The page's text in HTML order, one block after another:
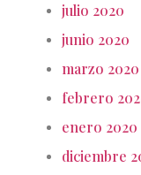
julio 2020
junio 2020
marzo 2020
febrero
enero 2020
diciembre